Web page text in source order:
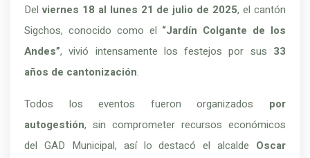
Delviernes 18 al lunes 21 de julio de 2025, el cantón
Sigchos, conocido como el “Jardín Colgante de los
Andes”, vivió intensamente los festejos por sus 33
años de cantonización.
Todos los eventos fueron organizados por
autogestión, sin comprometer recursos económicos
del GAD Municipal, así lo destacó el alcalde Oscar